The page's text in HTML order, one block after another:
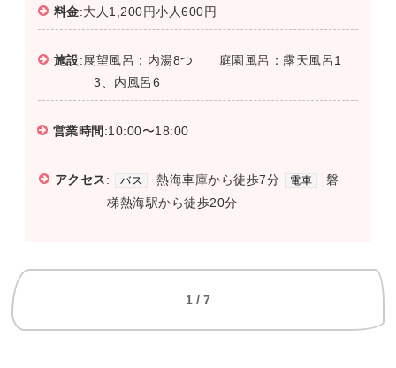
料金:大人1,200円小人600円
施設:展望風呂：内湯8つ 庭園風呂：露天風呂1
3、内風呂6
営業時間 :10:00〜18:00
アクセス: バス 熱海車庫から徒歩7分 電車
磐
梯熱海駅から徒歩20分
1 / 7